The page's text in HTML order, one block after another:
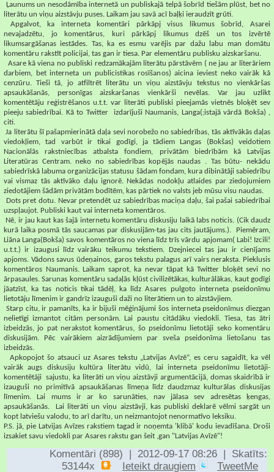
Ļaunums un nesodāmība internetā un publiskajā telpā šobrīd tiešām plūst, bet no
literātu un viņu aizstāvju puses. Laikam jau savā acī baļķi ieraudzīt grūti.
Apgalvot, ka interneta komentāri pārkāpj visus likumus šobrīd, Asarei
nevajadzētu, jo komentārus, kuri pārkāpj likumus dzēš un tos izvērtē
likumsargāšanas iestādes. Tas, ka es esmu varējis par dažu labu man domātu
komentāru rakstīt policijai, tas gan ir tiesa. Par elementāru publisku aizskaršanu.
Asare kā viena no publiski redzamākajām literātu pārstāvēm ( ne jau ar literāriem
darbiem, bet interneta un publicistikas rosīšanos) aicina ieviest neko vairāk kā
cenzūru. Tieši tā, jo atfiltrēt literātu un viņu aizstāvju tekstus no vienkāršas
apsaukāšanās, personīgas aizskaršanas vienkārši nevēlas. Var jau uzlikt
komentētāju reģistrēšanos u.t.t. var literāti publiski pieejamās vietnēs bloķēt sev
pieeju sabiedrībai. Kā to Twitter
izdarījuši Naumanis, Langa(;istajā vārdā Bokša) ,
citi.
Ja literātu šī pašapmierinātā daļa sevi norobežo no sabiedrības, tās aktīvākās daļas
viedokļiem, tad varbūt ir tikai godīgi, ja tādiem Langas (Bokšas) veidotiem
Nacionālās rakstniecības atbalsta fondiem, privātām biedrībām kā Latvijas
Literatūras Centram. neko no sabiedrības kopējās naudas . Tas būtu- nekādu
sabiedrīskā labuma organizācijas statusu šādam fondam, kura dibinātāji sabiedrību
vai vismaz tās aktīvāko daļu ignorē. Nekādas nodokļu atlaides par ziedojumiem
ziedotājiem šādām privātām bodītēm, kas pārtiek no valsts jeb mūsu visu naudas.
Dots pret dotu. Nevar pretendēt uz sabiedrības maciņa daļu, šai pašai sabiedrībai
uzspļaujot. Publiski kaut vai interneta komentāros.
Nē, ir jau kaut kas šajā internetu komentāru diskusiju laikā labs noticis. (Cik daudz
kurā laika posmā tās saucamas par diskusijām-tas jau cits jautājums.).
Piemēram,
Liāna Langa(Bokša) savos komentāros no viena līdz trīs vārdu apjomam( Labi! Izcili!
u.t.t.) ir izaugusi līdz vairāku teikumu tekstiem. Dzejniecei tas jau ir cienījams
apjoms. Vādons savus ūdeņainos, garos tekstu palagus arī vairs neraksta. Pieklusis
komentāros Naumanis. Laikam saprot, ka nevar tāpat kā Twitter bloķēt sevi no
ārpasaules. Sarunas komentāru sadaļās kļūst civilizētākas, kulturālākas, kaut godīgi
jāatzīst, ka tas noticis tikai tādēļ, ka līdz Asares pulgoto interneta pseidonīmu
lietotāju līmenim ir gandrīz izauguši daži no literātiem un to aizstāvjiem.
Starp citu, ir pamanīts, ka ir bijuši mēģinājumi šos interneta pseidonīmus diezgan
nelietīgi izmantot citām personām. Lai paustu citādāku viedokli. Tiesa, tas ātri
izbeidzās, jo pat nerakstot komentārus, šo pseidonīmu lietotāji seko komentāru
diskusijām. Pēc vairākiem aizrādījumiem par sveša pseidonīma lietošanu tas
izbeidzās.
Apkopojot šo atsauci uz Asares tekstu „Latvijas Avīzē”, es ceru sagaidīt, ka vēl
vairāk augs diskusiju kultūra literātu vidū, lai interneta pseidonīmu lietotāji-
komentētāji sajustu, ka literāti un viņu aizstāvji argumentācijā, domas skaidrībā ir
izauguši no primitīvā apsaukāšanas līmeņa līdz daudzmaz kulturālas diskusijas
līmenim. Lai mums ir ar ko sarunāties, nav jālasa sev adresētas ķengas,
apsaukāšanās.
Lai literāti un viņu aizstāvji, kas publiski deklarē vēlmi sargāt un
kopt latviešu valodu, to arī darītu, un neizmantojot nenormatīvo leksiku.
P.S. jā, pie Latvijas Avīzes rakstiem tagad ir noņemta 'klibā' kodu ievadīšana. Droši
izsakiet savu viedokli par Asares rakstu gan šeit ,gan "Latvijas Avīzē"!
Komentāri (898) | 2012-09-17 08:26 | Skatīts:
53144x
Ieteikt draugiem TweetMe